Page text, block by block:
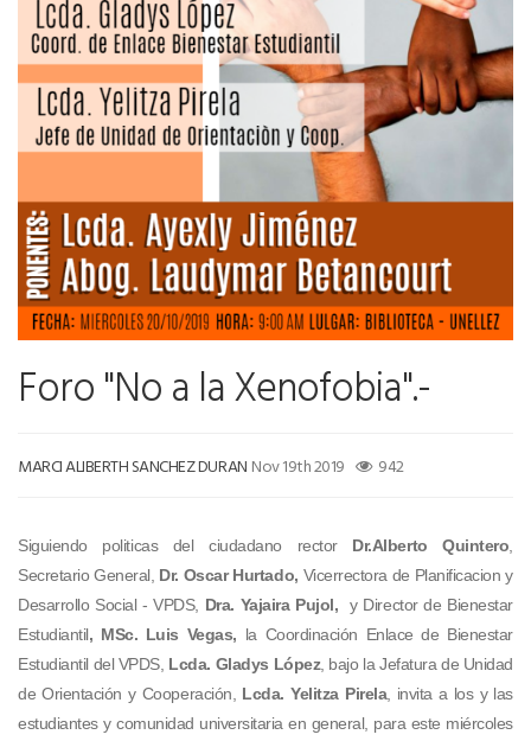
Foro "No a la Xenofobia".-
MARCI ALIBERTH SANCHEZ DURAN Nov 19th 2019 942
Siguiendo politicas del ciudadano rector Dr.Alberto Quintero
Secretario General, Dr. Oscar Hurtado, Vicerrectora de Planificacion y
Desarrollo Social - VPDS, Dra. Yajaira Pujol,y Director de Bienestar
Estudiantil, MSc. Luis Vegas, la Coordinación Enlace de Bienestar
Estudiantil del VPDS, Lcda. Gladys López, bajo la Jefatura de Unidad
de Orientación y Cooperación, Lcda. Yelitza Pirela, invita a los y las
estudiantes y comunidad universitaria en general, para este miércoles